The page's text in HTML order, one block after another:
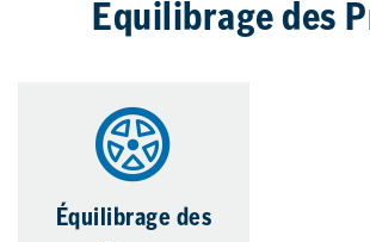
Équilibrage des
Équilibrage des